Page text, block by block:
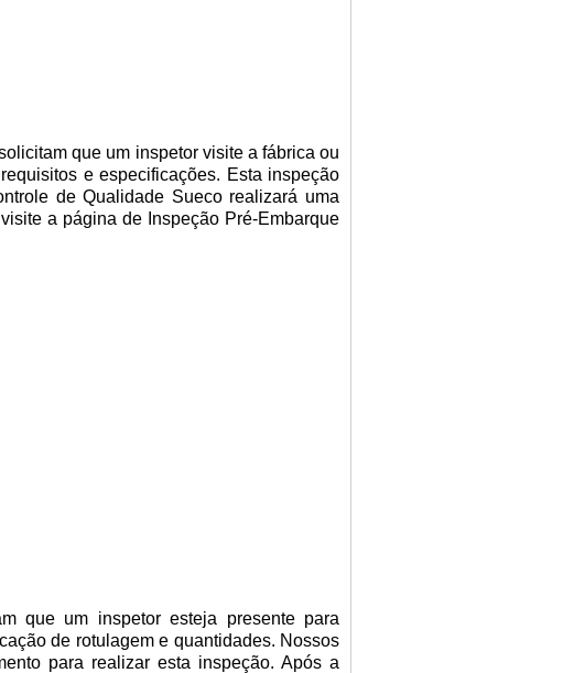
que um inspetor visite a fábrica ou
e especificações. Esta inspeção
de Qualidade Sueco realizará uma
a página de Inspeção Pré-Embarque
que um inspetor esteja presente para
de rotulagem e quantidades. Nossos
para realizar esta inspeção. Após a